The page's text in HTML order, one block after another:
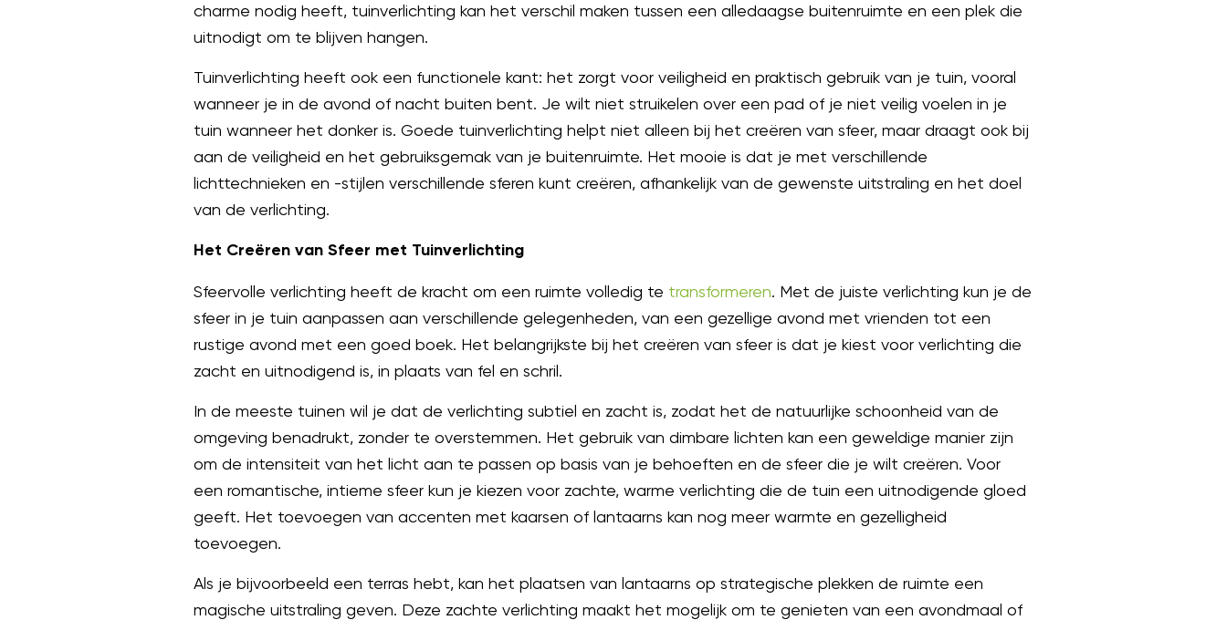
charme nodig heeft, tuinverlichting kan het verschil maken tussen een alledaagse buitenruimte en een plek die
uitnodigt om te blijven hangen.
Tuinverlichting heeft ook een functionele kant: het zorgt voor veiligheid en praktisch gebruik van je tuin, vooral
wanneer je in de avond of nacht buiten bent. Je wilt niet struikelen over een pad of je niet veilig voelen in je
tuin wanneer het donker is. Goede tuinverlichting helpt niet alleen bij het creëren van sfeer, maar draagt ook bij
aan de veiligheid en het gebruiksgemak van je buitenruimte. Het mooie is dat je met verschillende
lichttechnieken en -stijlen verschillende sferen kunt creëren, afhankelijk van de gewenste uitstraling en het doel
van de verlichting.
Het Creëren van Sfeer met Tuinverlichting
Sfeervolle verlichting heeft de kracht om een ruimte volledig te transformeren. Met de juiste verlichting kun je de
sfeer in je tuin aanpassen aan verschillende gelegenheden, van een gezellige avond met vrienden tot een
rustige avond met een goed boek. Het belangrijkste bij het creëren van sfeer is dat je kiest voor verlichting die
zacht en uitnodigend is, in plaats van fel en schril.
In de meeste tuinen wil je dat de verlichting subtiel en zacht is, zodat het de natuurlijke schoonheid van de
omgeving benadrukt, zonder te overstemmen. Het gebruik van dimbare lichten kan een geweldige manier zijn
om de intensiteit van het licht aan te passen op basis van je behoeften en de sfeer die je wilt creëren. Voor
een romantische, intieme sfeer kun je kiezen voor zachte, warme verlichting die de tuin een uitnodigende gloed
geeft. Het toevoegen van accenten met kaarsen of lantaarns kan nog meer warmte en gezelligheid
toevoegen.
Als je bijvoorbeeld een terras hebt, kan het plaatsen van lantaarns op strategische plekken de ruimte een
magische uitstraling geven. Deze zachte verlichting maakt het mogelijk om te genieten van een avondmaal of